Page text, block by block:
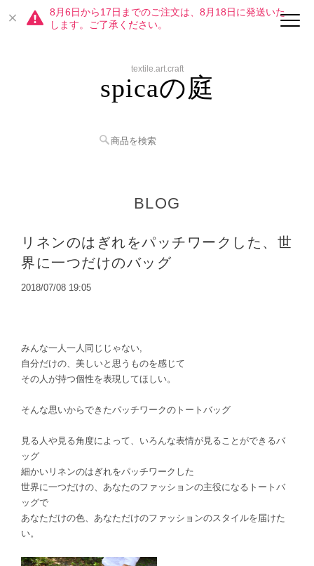
8月6日から17日までのご注文は、8月18日に発送いた
します。ご了承ください。
textile.art.craft
spicaの庭
BLOG
リネンのはぎれをパッチワークした、世
界に一つだけのバッグ
2018/07/08 19:05
みんな一人一人同じじゃない,
自分だけの、美しいと思うものを感じて
その人が持つ個性を表現してほしい。
そんな思いからできたパッチワークのトートバッグ
見る人や見る角度によって、いろんな表情が見ることができるバ
ッグ
細かいリネンのはぎれをパッチワークした
世界に一つだけの、あなたのファッションの主役になるトートバ
ッグで
あなただけの色、あなただけのファッションのスタイルを届けた
い。